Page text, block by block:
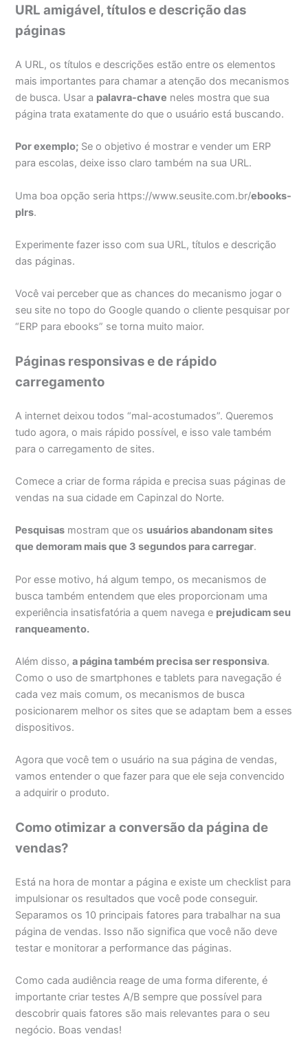
URL amigável, títulos e descrição das
páginas
A URL, os títulos e descrições estão entre os elementos
mais importantes para chamar a atenção dos mecanismos
de busca. Usar a palavra-chave neles mostra que sua
página trata exatamente do que o usuário está buscando.
Por exemplo; Se o objetivo é mostrar e vender um ERP
para escolas, deixe isso claro também na sua URL.
Uma boa opção seria https://www.seusite.com.br/ebooks-
plrs.
Experimente fazer isso com sua URL, títulos e descrição
das páginas.
Você vai perceber que as chances do mecanismo jogar o
seu site no topo do Google quando o cliente pesquisar por
“ERP para ebooks” se torna muito maior.
Páginas responsivas e de rápido
carregamento
A internet deixou todos “mal-acostumados”. Queremos
tudo agora, o mais rápido possível, e isso vale também
para o carregamento de sites.
Comece a criar de forma rápida e precisa suas páginas de
vendas na sua cidade em Capinzal do Norte.
Pesquisas mostram que os usuários abandonam sites
que demoram mais que 3 segundos para carregar.
Por esse motivo, há algum tempo, os mecanismos de
busca também entendem que eles proporcionam uma
experiência insatisfatória a quem navega e prejudicam seu
ranqueamento.
Além disso,a página também precisa ser responsiva.
Como o uso de smartphones e tablets para navegação é
cada vez mais comum, os mecanismos de busca
posicionarem melhor os sites que se adaptam bem a esses
dispositivos.
Agora que você tem o usuário na sua página de vendas,
vamos entender o que fazer para que ele seja convencido
a adquirir o produto.
Como otimizar a conversão da página de
vendas?
Está na hora de montar a página e existe um checklist para
impulsionar os resultados que você pode conseguir.
Separamos os 10 principais fatores para trabalhar na sua
página de vendas. Isso não significa que você não deve
testar e monitorar a performance das páginas.
Como cada audiência reage de uma forma diferente, é
importante criar testes A/B sempre que possível para
descobrir quais fatores são mais relevantes para o seu
negócio. Boas vendas!